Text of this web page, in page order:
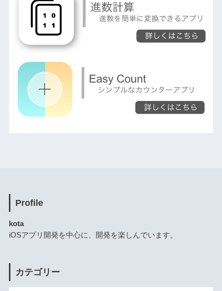
Profile
kota
iOSアプリ開発を中心に、開発を楽しんでいます。
カテゴリー